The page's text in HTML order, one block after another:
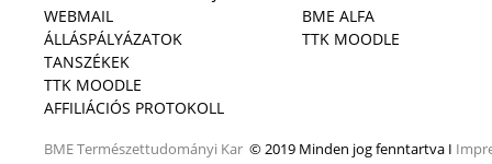
WEBMAIL
ÁLLÁSPÁLYÁZATOK
TANSZÉKEK
TTK MOODLE
AFFILIÁCIÓS PROTOKOLL
BMETermészettudományi Kar © 2019 Minden jog fenntartva I
BME ALFA
TTK MOODLE